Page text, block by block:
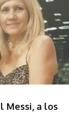
Messi, a los